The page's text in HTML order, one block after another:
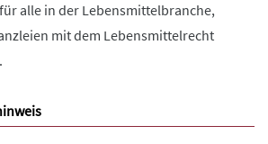
alle in der Lebensmittelbranche,
mit dem Lebensmittelrecht